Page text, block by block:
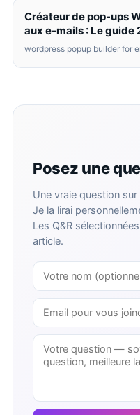
Créateur de pop-ups
aux e-mails : Le guide
wordpress popup builder for
Posez une
Une vraie question sur
Je la lirai
Les Q&R
article.